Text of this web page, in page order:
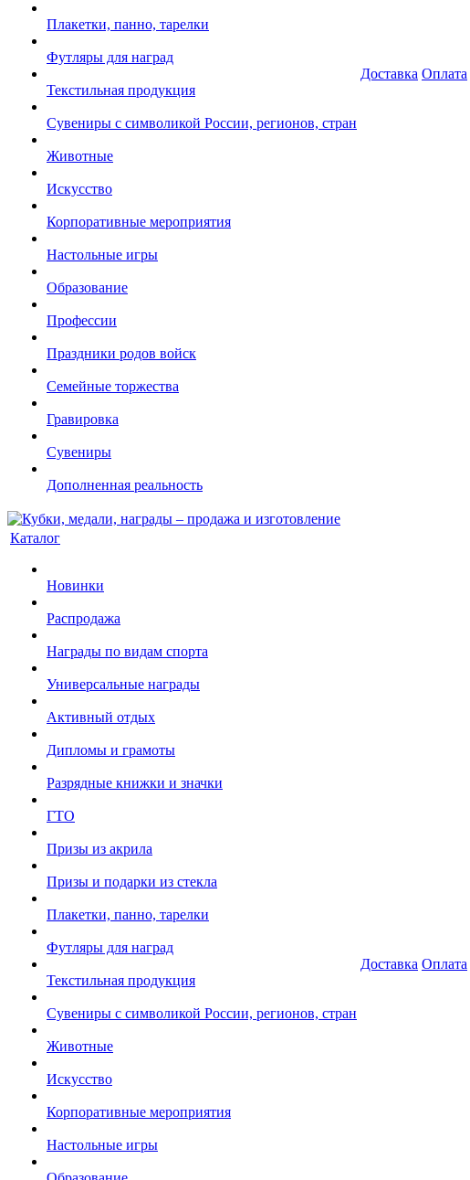
Плакетки, панно, тарелки
Футляры для наград
Текстильная продукция
Сувениры с символикой России, регионов, стран
Животные
Искусство
Корпоративные мероприятия
Настольные игры
Образование
Профессии
Праздники родов войск
Семейные торжества
Гравировка
Сувениры
Дополненная реальность
Доставка Оплата
Каталог
Новинки
Распродажа
Награды по видам спорта
Универсальные награды
Активный отдых
Дипломы и грамоты
Разрядные книжки и значки
ГТО
Призы из акрила
Призы и подарки из стекла
Плакетки, панно, тарелки
Футляры для наград
Текстильная продукция
Сувениры с символикой России, регионов, стран
Животные
Искусство
Корпоративные мероприятия
Настольные игры
Доставка Оплата